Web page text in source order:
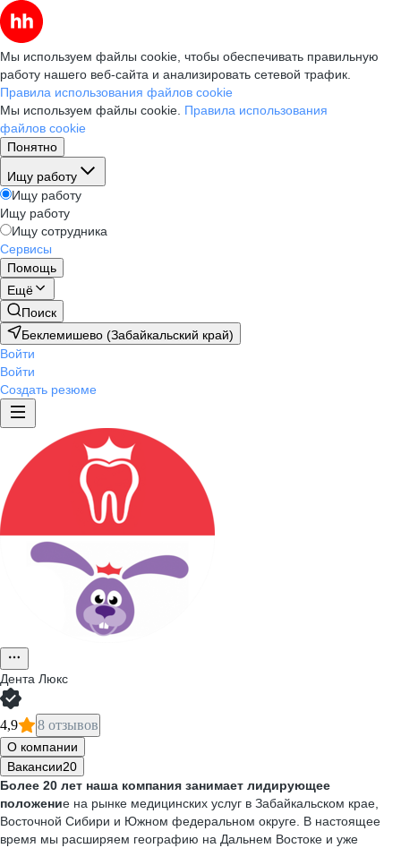
Мы используем файлы cookie, чтобы обеспечивать правильную
работу нашего веб-сайта и анализировать сетевой трафик.
Правила использования файлов cookie
Мы используем файлы cookie. Правила использования
файлов cookie
Понятно
Ищу работу
Ищу работу
Ищу работу
Ищу сотрудника
Сервисы
Помощь
Ещё
Поиск
Беклемишево (Забайкальский край)
Войти
Войти
Создать резюме
Дента Люкс
4,9 8 отзывов
О компании
Вакансии20
Более 20 лет наша компания занимает лидирующее
положение на рынке медицинских услуг в Забайкальском крае,
Восточной Сибири и Южном федеральном округе. В настоящее
время мы расширяем географию на Дальнем Востоке и уже